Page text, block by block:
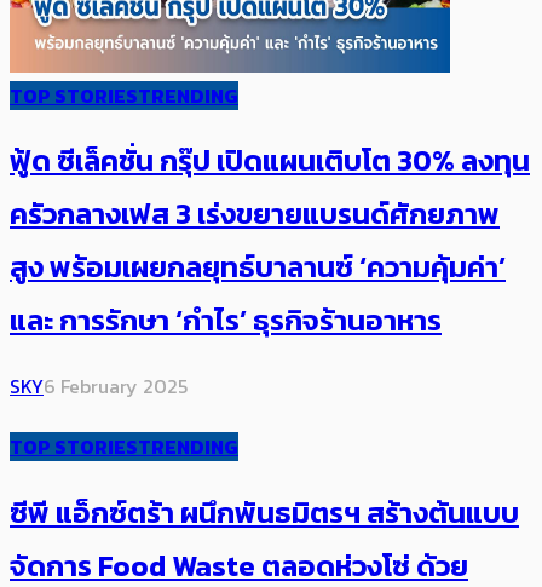
TOP STORIESTRENDING
ฟู้ด ซีเล็คชั่น กรุ๊ป เปิดแผนเติบโต 30% ​ลงทุน
ครัวกลางเฟส 3 เร่งขยายแบรนด์ศักยภาพ
สูง​ ​พร้อมเผยกลยุทธ์บาลานซ์​ ‘ความคุ้มค่า’
และ การรักษา ‘กำไร’ ธุรกิจร้านอาหาร
SKY6 February 2025
TOP STORIESTRENDING
ซีพี แอ็กซ์ตร้า ผนึกพันธมิตรฯ สร้างต้นแบบ
จัดการ Food Waste ตลอดห่วงโซ่ ด้วย